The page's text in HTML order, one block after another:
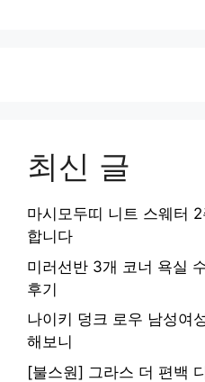
최신 글
마시모두띠 니트 스웨터
합니다
미러선반 3개 코너 욕실
후기
나이키 덩크 로우 남성여
해보니
[불스원] 그라스 더 편백